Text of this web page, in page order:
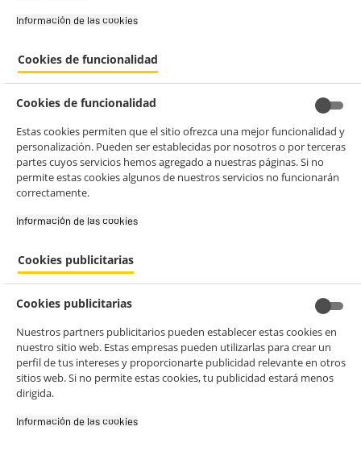
Rechazar todas
BIENVENIDO a ELECTRO
DEPOT
Con el fin de mejorar tu experiencia, y tras tu consentimiento, ELECTRO
DEPOT y sus socios utilizan cookies que procesan tus datos personales
para:
- ofrecer publicidad y comunicaciones personalizadas
- analizar el tráfico en nuestro sitio web Consulta la política de cookies.
Consulta la política de cookies.
cookies estadísticas anónimas basadas en tu navegación. Puedes
¡Buena visita!
✔ ACEPTAR TODAS
Información de las cookies‎
Cookies de funcionalidad
Cookies de funcionalidad
Estas cookies permiten que el sitio ofrezca una mejor funcionalidad y
personalización. Pueden ser establecidas por nosotros o por terceras
partes cuyos servicios hemos agregado a nuestras páginas. Si no
permite estas cookies algunos de nuestros servicios no funcionarán
correctamente.
Información de las cookies‎
Cookies publicitarias
Cookies publicitarias
Nuestros partners publicitarios pueden establecer estas cookies en
nuestro sitio web. Estas empresas pueden utilizarlas para crear un
perfil de tus intereses y proporcionarte publicidad relevante en otros
sitios web. Si no permite estas cookies, tu publicidad estará menos
dirigida.
Información de las cookies‎